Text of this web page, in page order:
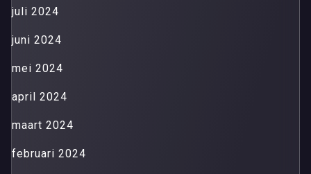
juli 2024
juni 2024
mei 2024
april 2024
maart 2024
februari 2024